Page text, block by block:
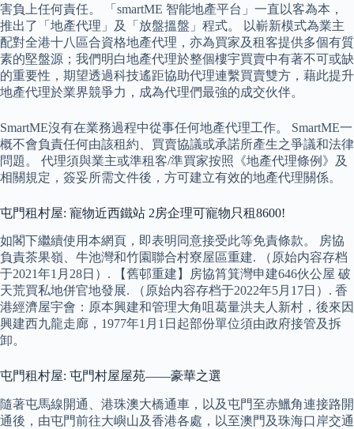
害負上任何責任。 「smartME 智能地產平台」一直以客為本，
推出了「地產代理」及「放盤搵盤」程式。 以嶄新模式為業主
配對全港十八區合資格地產代理，亦為買家及租客提供多個有質
素的堅盤源；我們明白地產代理於整個樓宇買賣中有著不可或缺
的重要性，期望透過科技遙距協助代理連繫買賣雙方，藉此提升
地產代理於業界競爭力，成為代理們最強的成交伙伴。
SmartME沒有在業務過程中從事任何地產代理工作。 SmartME一
概不會負責任何由該租約、買賣協議或承諾所產生之爭議和法律
問題。 代理須與業主或準租客/準買家按照《地產代理條例》及
相關規定，簽妥所需文件後，方可建立有效的地產代理關係。
屯門租村屋: 寵物近西鐵站 2房企理可寵物只租8600!
如閣下繼續使用本網頁，即表明同意接受此等免責條款。 房協
負責茶果嶺、牛池灣和竹園聯合村寮屋區重建. （原始内容存档
于2021年1月28日）. 【舊邨重建】房協筲箕灣申建646伙公屋 破
天荒買私地併官地發展. （原始内容存档于2022年5月17日）. 香
港經濟屋宇會：原本興建和管理大角咀葛量洪夫人新村，後來因
興建西九龍走廊，1977年1月1日起部份單位須由政府接管及拆
卸。
屯門租村屋: 屯門村屋屋苑——豪華之選
隨著屯馬線開通、港珠澳大橋通車，以及屯門至赤鱲角連接路開
通後，由屯門前往大嶼山及香港各處，以至澳門及珠海口岸交通